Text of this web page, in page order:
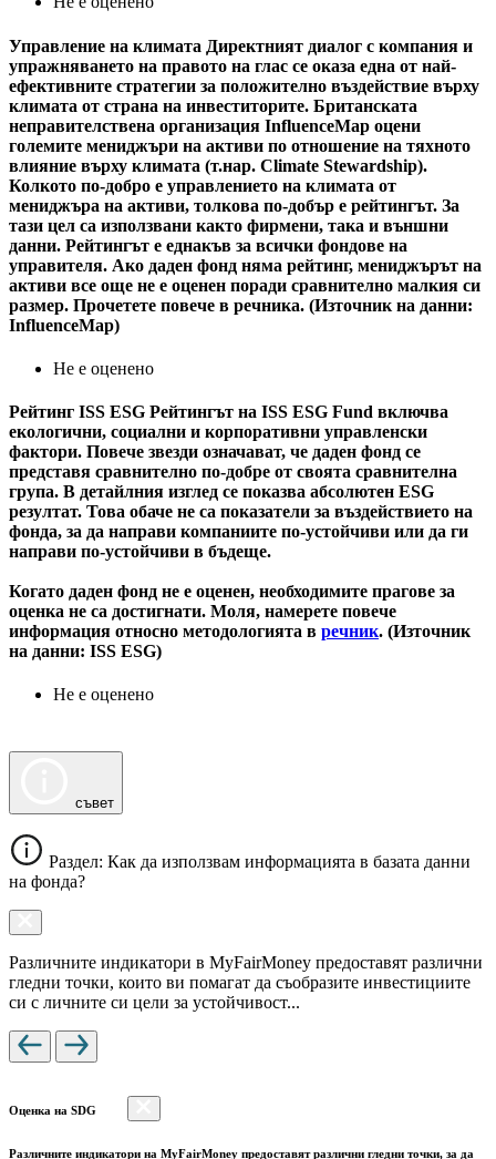
Управление на климата Директният диалог с компания и
упражняването на правото на глас се оказа една от най-
ефективните стратегии за положително въздействие върху
климата от страна на инвеститорите. Британската
неправителствена организация InfluenceMap оцени
големите мениджъри на активи по отношение на тяхното
влияние върху климата (т.нар. Climate Stewardship).
Колкото по-добро е управлението на климата от
мениджъра на активи, толкова по-добър е рейтингът. За
тази цел са използвани както фирмени, така и външни
данни. Рейтингът е еднакъв за всички фондове на
управителя. Ако даден фонд няма рейтинг, мениджърът на
активи все още не е оценен поради сравнително малкия си
размер. Прочетете повече в речника. (Източник на данни:
InfluenceMap)
Не е оценено
Рейтинг ISS ESG Рейтингът на ISS ESG Fund включва
екологични, социални и корпоративни управленски
фактори. Повече звезди означават, че даден фонд се
представя сравнително по-добре от своята сравнителна
група. В детайлния изглед се показва абсолютен ESG
резултат. Това обаче не са показатели за въздействието на
фонда, за да направи компаниите по-устойчиви или да ги
направи по-устойчиви в бъдеще.
Когато даден фонд не е оценен, необходимите прагове за
оценка не са достигнати. Моля, намерете повече
информация относно методологията в речник. (Източник
на данни: ISS ESG)
Не е оценено
съвет
Раздел: Как да използвам информацията в базата данни
на фонда?
Различните индикатори в MyFairMoney предоставят различни
гледни точки, които ви помагат да съобразите инвестициите
си с личните си цели за устойчивост...
Оценка на SDG
Различните индикатори на MyFairMoney предоставят различни гледни точки, за да